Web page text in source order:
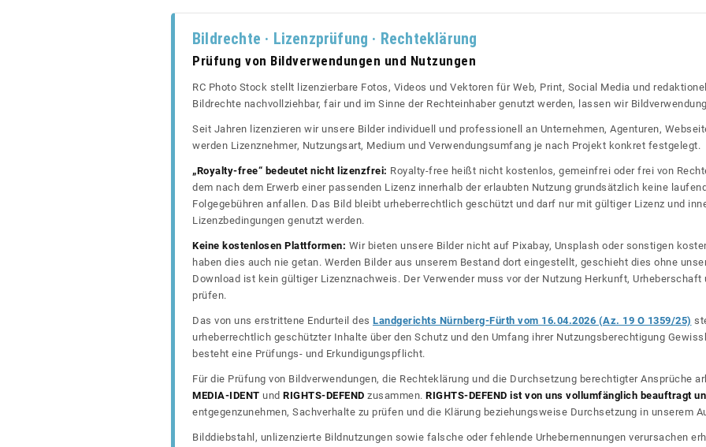
Bildrechte · Lizenzprüfung · Rechteklärung
Prüfung von Bildverwendungen und Nutzungen
RC Photo Stock stellt lizenzierbare Fotos, Videos und Vektoren für Web, Print, Social Media und
Bildrechte nachvollziehbar, fair und im Sinne der Rechteinhaber genutzt werden, lassen wir
Seit Jahren lizenzieren wir unsere Bilder individuell und professionell an Unternehmen, Agenturen,
werden Lizenznehmer, Nutzungsart, Medium und Verwendungsumfang je nach Projekt konkret festgelegt.
„Royalty-free“ bedeutet nicht lizenzfrei: Royalty-free heißt nicht kostenlos, gemeinfrei oder frei von
dem nach dem Erwerb einer passenden Lizenz innerhalb der erlaubten Nutzung grundsätzlich keine
Folgegebühren anfallen. Das Bild bleibt urheberrechtlich geschützt und darf nur mit gültiger Lizenz und
Lizenzbedingungen genutzt werden.
Keine kostenlosen Plattformen: Wir bieten unsere Bilder nicht auf Pixabay, Unsplash oder sonstigen
haben dies auch nie getan. Werden Bilder aus unserem Bestand dort eingestellt, geschieht dies ohne
Download ist kein gültiger Lizenznachweis. Der Verwender muss vor der Nutzung Herkunft,
prüfen.
Das von uns erstrittene Endurteil des Landgerichts Nürnberg-Fürth vom 16.04.2026 (Az. 19 O 1359/25)
urheberrechtlich geschützter Inhalte über den Schutz und den Umfang ihrer Nutzungsberechtigung
besteht eine Prüfungs- und Erkundigungspflicht.
Für die Prüfung von Bildverwendungen, die Rechteklärung und die Durchsetzung berechtigter Ansprüche
MEDIA-IDENT und RIGHTS-DEFEND zusammen. RIGHTS-DEFEND ist von uns vollumfänglich beauftragt
entgegenzunehmen, Sachverhalte zu prüfen und die Klärung beziehungsweise Durchsetzung in unserem
Bilddiebstahl, unlizenzierte Bildnutzungen sowie falsche oder fehlende Urhebernennungen verursachen